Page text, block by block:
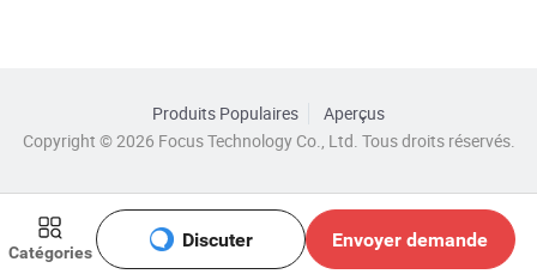
Catégories
Discuter Envoyer demande
Produits Populaires
Aperçus
Copyright © 2026 Focus Technology Co., Ltd. Tous droits réservés.